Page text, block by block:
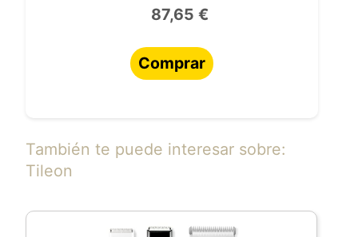
87,65 €
Comprar
También te puede interesar sobre:
Tileon